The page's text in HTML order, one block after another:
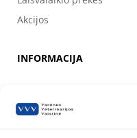
Akcijos
INFORMACIJA
Kontaktai